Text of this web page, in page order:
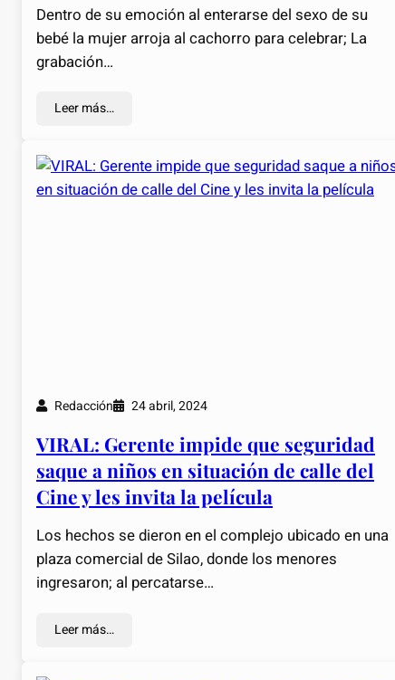
Dentro de su emoción al enterarse del sexo de su
bebé la mujer arroja al cachorro para celebrar; La
grabación…
Leer más…
Redacción 24 abril, 2024
VIRAL: Gerente impide que seguridad
saque a niños en situación de calle del
Cine y les invita la película
Los hechos se dieron en el complejo ubicado en una
plaza comercial de Silao, donde los menores
ingresaron; al percatarse…
Leer más…